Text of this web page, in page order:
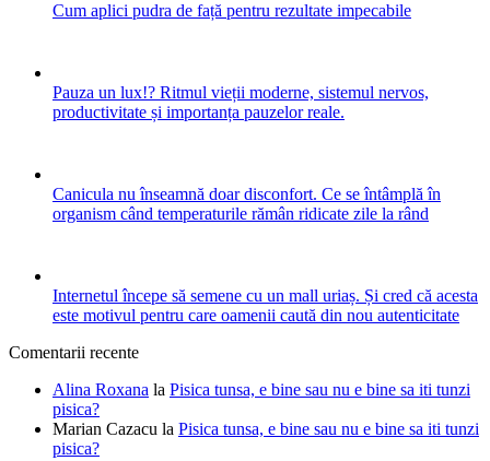
Cum aplici pudra de față pentru rezultate impecabile
Pauza un lux!? Ritmul vieții moderne, sistemul nervos,
productivitate și importanța pauzelor reale.
Canicula nu înseamnă doar disconfort. Ce se întâmplă în
organism când temperaturile rămân ridicate zile la rând
Internetul începe să semene cu un mall uriaș. Și cred că acesta
este motivul pentru care oamenii caută din nou autenticitate
Comentarii recente
Alina Roxana la Pisica tunsa, e bine sau nu e bine sa iti tunzi
pisica?
Marian Cazacu la Pisica tunsa, e bine sau nu e bine sa iti tunzi
pisica?